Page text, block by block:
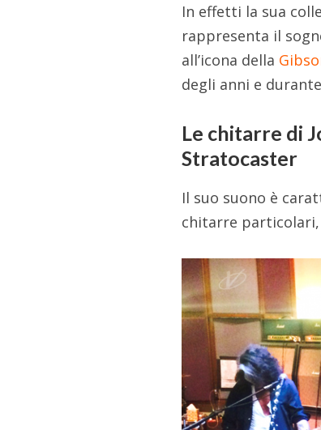
In effetti la sua
rappresenta il
all’icona della
degli anni e
Le chitarre di
Stratocaster
Il suo suono è
chitarre particolari,